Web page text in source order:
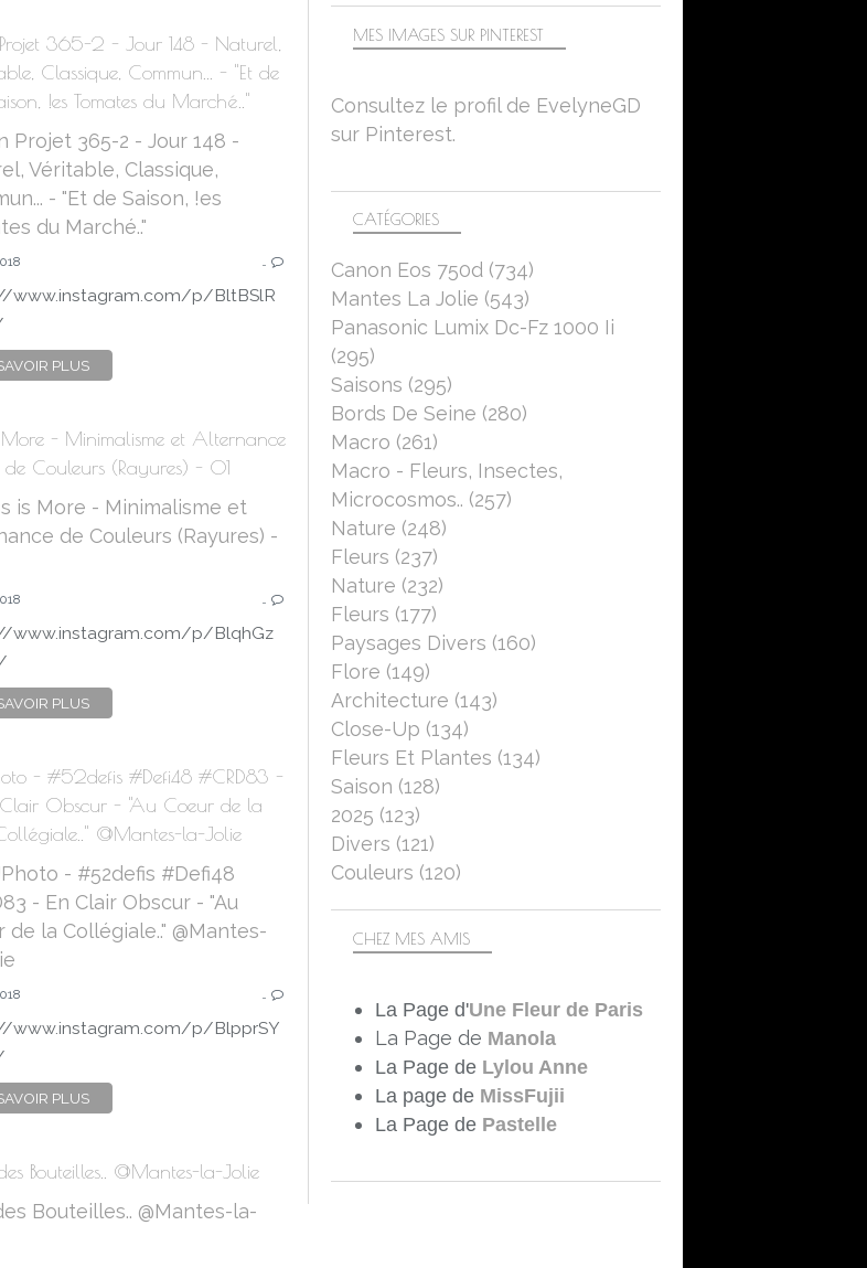
365-2 - Jour 148 - Naturel,
Classique, Commun... - "Et de
!es Tomates du Marché.."
…
www.instagram.com/p/BltBSlR
PLUS
More - Minimalisme et Alternance
de Couleurs (Rayures) - 01
…
www.instagram.com/p/BlqhGz
PLUS
- #52defis #Defi48 #CRD83 -
Obscur - "Au Coeur de la
@Mantes-la-Jolie
…
www.instagram.com/p/BlpprSY
PLUS
Bouteilles.. @Mantes-la-Jolie
CATÉGORIES
Canon Eos 750d (734)
Mantes La Jolie (543)
Panasonic Lumix Dc-Fz 1000 Ii
(295)
Saisons (295)
Bords De Seine (280)
Macro (261)
Macro - Fleurs, Insectes,
Microcosmos.. (257)
Nature (248)
Fleurs (237)
Nature (232)
Fleurs (177)
Paysages Divers (160)
Flore (149)
Architecture (143)
Close-Up (134)
Fleurs Et Plantes (134)
Saison (128)
2025 (123)
Divers (121)
Couleurs (120)
MES IMAGES SUR PINTEREST
Consultez le profil de EvelyneGD
sur Pinterest.
CHEZ MES AMIS
La Page d'Une Fleur de Paris
La Page de Manola
La Page de Lylou Anne
La page de MissFujii
La Page de Pastelle